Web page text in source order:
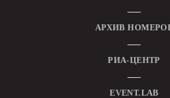
АРХИВ
РИА-ЦЕНТР
EVENT.LAB